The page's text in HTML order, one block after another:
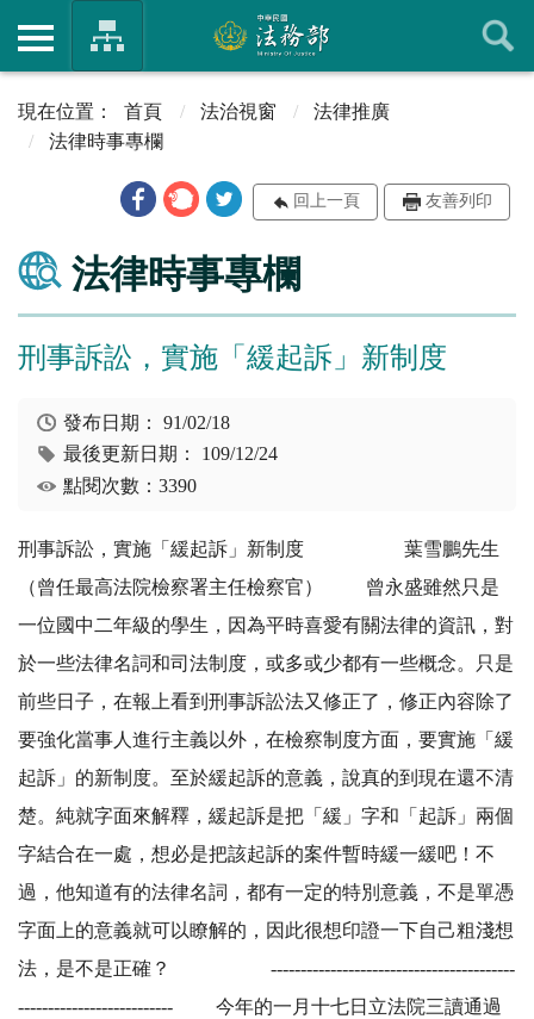
首頁 法治視窗
法律推廣
法律時事專欄
回上一頁 友善列印
法律時事專欄
刑事訴訟，實施「緩起訴」新制度
發布日期：91/02/18
最後更新日期： 109/12/24
點閱次數：3390
刑事訴訟，實施「緩起訴」新制度 葉雪鵬先生
（曾任最高法院檢察署主任檢察官） 曾永盛雖然只是
一位國中二年級的學生，因為平時喜愛有關法律的資訊，對
於一些法律名詞和司法制度，或多或少都有一些概念。只是
前些日子，在報上看到刑事訴訟法又修正了，修正內容除了
要強化當事人進行主義以外，在檢察制度方面，要實施「緩
起訴」的新制度。至於緩起訴的意義，說真的到現在還不清
楚。純就字面來解釋，緩起訴是把「緩」字和「起訴」兩個
字結合在一處，想必是把該起訴的案件暫時緩一緩吧！不
過，他知道有的法律名詞，都有一定的特別意義，不是單憑
字面上的意義就可以瞭解的，因此很想印證一下自己粗淺想
法，是不是正確？ -----------------------------------------
-------------------------- 今年的一月十七日立法院三讀通過